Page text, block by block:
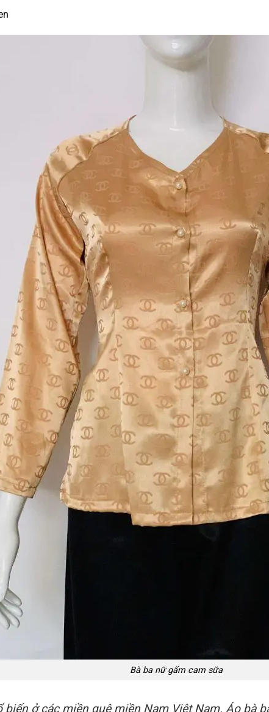
Bà ba nữ gấm cam sữa
ở các miền quê miền Nam Việt Nam. Áo bà